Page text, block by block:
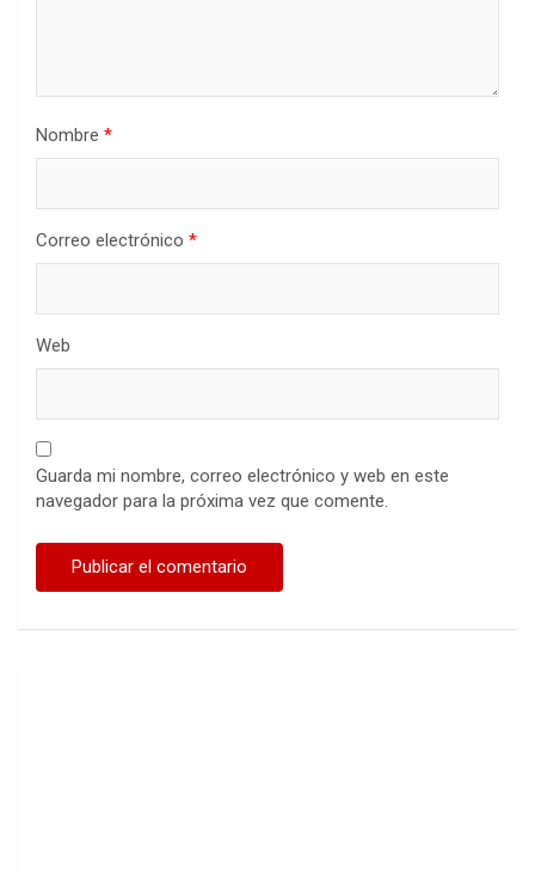
Nombre *
Correo electrónico *
Web
Guarda mi nombre, correo electrónico y web en este
navegador para la próxima vez que comente.